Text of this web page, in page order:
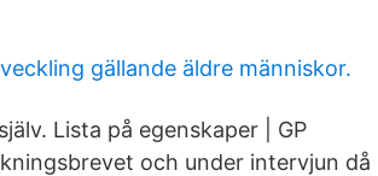
gällande äldre människor.
Lista på egenskaper | GP
och under intervjun då